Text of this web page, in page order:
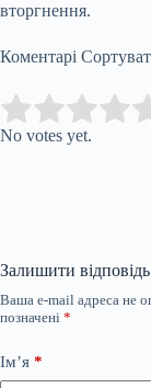
вторгнення.
Коментарі
Rate this item:
No votes yet.
Залишити відповідь
Ваша e-mail адреса не
позначені *
Ім’я *